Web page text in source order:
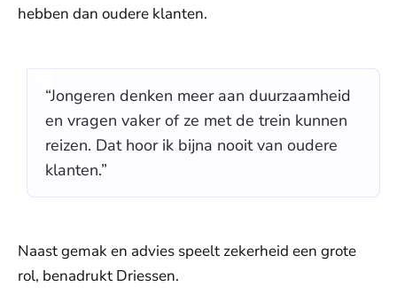
hebben dan oudere klanten.
“Jongeren denken meer aan duurzaamheid
en vragen vaker of ze met de trein kunnen
reizen. Dat hoor ik bijna nooit van oudere
klanten.”
Naast gemak en advies speelt zekerheid een grote
rol, benadrukt Driessen.